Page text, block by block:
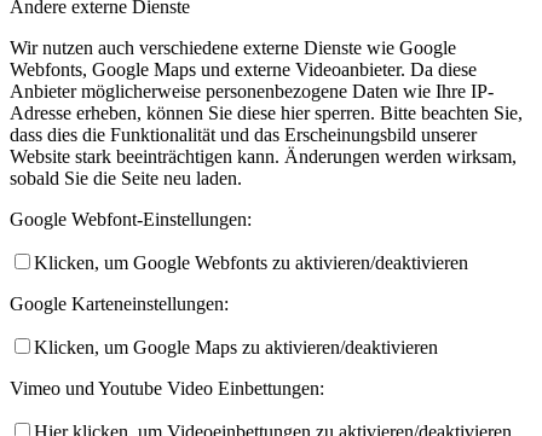
Andere externe Dienste
Wir nutzen auch verschiedene externe Dienste wie Google
Webfonts, Google Maps und externe Videoanbieter. Da diese
Anbieter möglicherweise personenbezogene Daten wie Ihre IP-
Adresse erheben, können Sie diese hier sperren. Bitte beachten Sie,
dass dies die Funktionalität und das Erscheinungsbild unserer
Website stark beeinträchtigen kann. Änderungen werden wirksam,
sobald Sie die Seite neu laden.
Google Webfont-Einstellungen:
Klicken, um Google Webfonts zu aktivieren/deaktivieren
Google Karteneinstellungen:
Klicken, um Google Maps zu aktivieren/deaktivieren
Vimeo und Youtube Video Einbettungen: